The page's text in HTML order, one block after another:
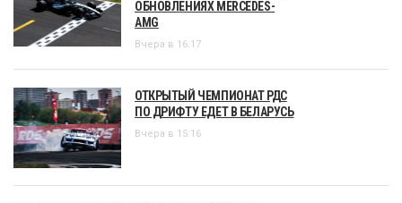
ОБНОВЛЕНИЯХ MERCEDES-
AMG
Вчера в 16:17
ОТКРЫТЫЙ ЧЕМПИОНАТ РДС
ПО ДРИФТУ ЕДЕТ В БЕЛАРУСЬ
Вчера в 15:16